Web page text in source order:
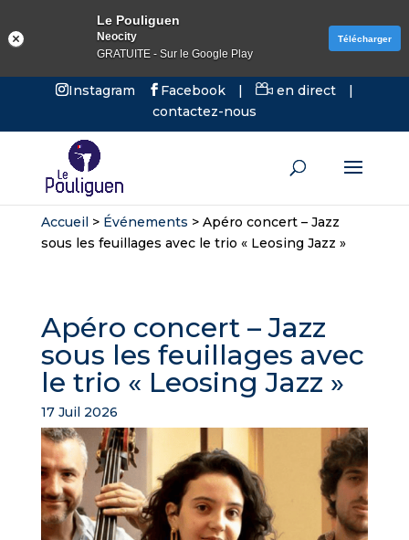
Instagram Facebook | en direct
|
contactez-nous
Accueil> Événements > Apéro concert – Jazz
sous les feuillages avec le trio « Leosing Jazz »
Apéro concert – Jazz
sous les feuillages avec
le trio « Leosing Jazz »
17 Juil 2026
Le Pouliguen
Neocity
GRATUITE - Sur le Google Play
Télécharger